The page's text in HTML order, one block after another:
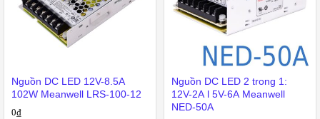
Nguồn DC LED 12V-8.5A
102W Meanwell LRS-100-12
0₫
Nguồn DC LED 2 trong 1:
12V-2A l 5V-6A Meanwell
NED-50A